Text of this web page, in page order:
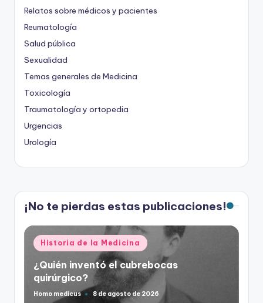
Relatos sobre médicos y pacientes
Reumatología
Salud pública
Sexualidad
Temas generales de Medicina
Toxicología
Traumatología y ortopedia
Urgencias
Urología
¡No te pierdas estas publicaciones!
Publicado
en
Historia de la Medicina
¿Quién inventó el cubrebocas
quirúrgico?
Publicado
Homo medicus 8 de agosto de 2026